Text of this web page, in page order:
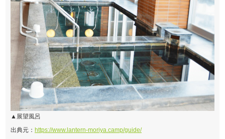
▲展望風呂
出典元： https://www.lantern-moriya.camp/guide/